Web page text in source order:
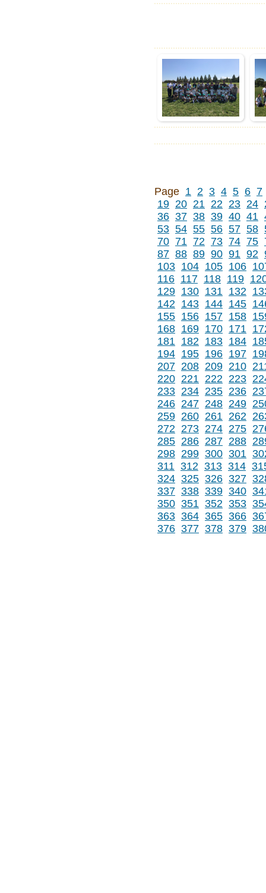
Page 1 2 3 4 5 6 7
19 20 21 22 23 24
36 37 38 39 40 41
53 54 55 56 57 58
70 71 72 73 74 75
87 88 89 90 91 92
103 104 105 106
116 117 118 119
129 130 131 132
142 143 144 145
155 156 157 158
168 169 170 171
181 182 183 184
194 195 196 197
207 208 209 210
220 221 222 223
233 234 235 236
246 247 248 249
259 260 261 262
272 273 274 275
285 286 287 288
298 299 300 301
311 312 313 314
324 325 326 327
337 338 339 340
350 351 352 353
363 364 365 366
376 377 378 379